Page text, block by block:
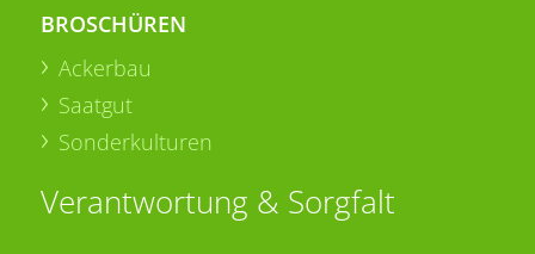
BROSCHÜREN
Ackerbau
Saatgut
Sonderkulturen
Verantwortung & Sorgfalt